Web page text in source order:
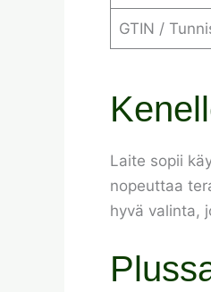
GTIN /
Laite sopii
nopeuttaa
hyvä valinta,